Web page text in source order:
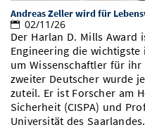
SIC Merchandise
SIC Podcast
Termine, Vorträge und
Alumni
Andreas Zeller wird für
02/11/26
Der Harlan D. Mills Award
Engineering die
um Wissenschaftler für
zweiter Deutscher wurde
zuteil. Er ist Forscher am
Sicherheit (CISPA) und
Universität des